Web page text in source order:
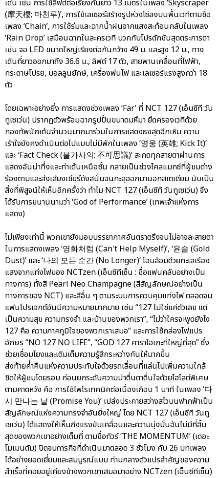
เด่น เช่น การใช้ลิฟต์ต่อเรียงกันยาว 13 เมตรในเพลง ‘Skyscraper
(摩天樓; 마천루)’, การใช้เลเซอร์สร้างรูปห่วงโซ่ลงบนพื้นเวทีตามชื่อ
เพลง ‘Chain’, การใช้ร่มและฉากน้ำฝนจากแสงสะท้อนกลับในเพลง
‘Rain Drop’ เสมือนฉากในละครเวที บวกกับโปรดักชันสุดตระการตา
เช่น จอ LED ขนาดใหญ่เรียงต่อกันกว้าง 49 ม. และสูง 12 ม., ทาง
เดินที่ยาวออกมาถึง 36.6 ม., ลิฟต์ 17 ตัว, สายพานเคลื่อนที่ไฟฟ้า,
กระดาษโปรย, บอลลูนยักษ์, เครื่องพ่นไฟ และเลเซอร์แรงสูงกว่า 18
ตัว
โดยเฉพาะอย่างยิ่ง การแสดงช่วงเพลง ‘Far’ ที่ NCT 127 (เอ็นซีที วัน
ทูเซเว่น) ปรากฏตัวพร้อมฉากรูปปั้นขนาดมหึมา ยึดครองเวทีด้วย
กองทัพนักเต้นจำนวนมากมาร่วมในการแสดงธงสุดฮึกเหิม ความ
เร้าใจยังคงดำเนินต่อไปแบบไม่มีพักในเพลง ‘영웅 (英雄; Kick It)’
และ ‘Fact Check (불가사의; 不可思議)’ สะกดทุกสายตาผ่านการ
แสดงอันน่าทึ่งและท่าเต้นเหนือชั้น กลายเป็นช่วงไคลแมกซ์ที่ผู้ชมต่าง
ร้องตามและส่งเสียงเชียร์ดังสนั่นจนทะลุออกมานอกสเตเดียม นับเป็น
สิ่งที่พิสูจน์ให้เห็นอีกครั้งว่า ทำไม NCT 127 (เอ็นซีที วันทูเซเว่น) จึง
ได้รับการขนานนามว่า ‘God of Performance’ (เทพเจ้าแห่งการ
แสดง)
ไม่เพียงเท่านี้ พวกเขายังมอบบรรยากาศอันตราตรึงจนไม่อาจละสายตา
ในการแสดงเพลง ‘영화처럼 (Can't Help Myself)’, ‘윤슬 (Gold
Dust)’ และ ‘나의 모든 순간 (No Longer)’ โอบล้อมด้วยทะเลเรือง
แสงจากแท่งไฟของ NCTzen (เอ็นซีทีเซ็น : ชื่อแฟนคลับอย่างเป็น
ทางการ) ทั้งสี Pearl Neo Champagne (สีสัญลักษณ์อย่างเป็น
ทางการของ NCT) และสีอื่น ๆ ตามระบบการควบคุมแท่งไฟ ตลอดจน
แฟนโปรเจกต์อันมีความหมายมากมาย เช่น “127 ไม่ใช่แค่ตัวเลข แต่
เป็นความสุข ความทรงจำ และบ้านของพวกเรา”, “ไม่ว่าใครจะพูดยังไง
127 คือ ความภาคภูมิใจของพวกเราเสมอ” และการใช้กล่องไฟแปร
อักษร “NO 127 NO LIFE”, “GOD 127 คาราโอเกะที่ใหญ่ที่สุด” ซึ่ง
ช่วยเชื่อมโยงและเติมเต็มความรู้สึกระหว่างกันให้มากขึ้น
ส่งท้ายค่ำคืนแห่งความประทับใจด้วยรถเลื่อนที่แล่นไปเพิ่มความใกล้
ชิดให้ผู้ชมโดยรอบ ก่อนยกระดับความน่าตื่นตาตื่นใจด้วยไฮไลต์พิเศษ
ตามคาดหวัง คือ การใช้ไพโรเทคนิคต่อเนื่องเกือบ 1 นาที ในเพลง ‘다
시 만나는 날 (Promise You)’ เปล่งประกายสว่างสไวบนฟากฟ้าเป็น
สัญลักษณ์แห่งความทรงจำอันยิ่งใหญ่ โดย NCT 127 (เอ็นซีที วันทู
เซเว่น) ได้แสดงให้เห็นถึงแรงขับเคลื่อนและความมุ่งมั่นอันไม่มีที่สิ้น
สุดของพวกเขาอย่างเต็มที่ ตามชื่อทัวร์ ‘THE MOMENTUM’ (เดอะ
โมเมนตัม) ปิดจบภารกิจที่ดำเนินมาตลอด 3 ชั่วโมง กับ 26 บทเพลง
ได้อย่างยอดเยี่ยมและสมบูรณ์แบบ ท่ามกลางตัวแปรสำคัญของความ
สำเร็จที่คอยอยู่เคียงข้างพวกเขาเสมอมาอย่าง NCTzen (เอ็นซีทีเซ็น)